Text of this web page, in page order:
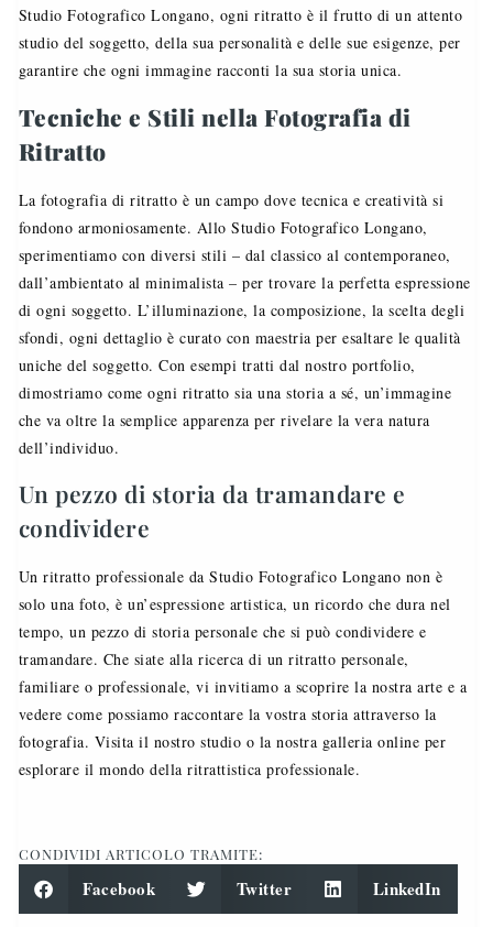
Studio Fotografico Longano, ogni ritratto è il frutto di un attento
studio del soggetto, della sua personalità e delle sue esigenze, per
garantire che ogni immagine racconti la sua storia unica.
Tecniche e Stili nella Fotografia di
Ritratto
La fotografia di ritratto è un campo dove tecnica e creatività si
fondono armoniosamente. Allo Studio Fotografico Longano,
sperimentiamo con diversi stili – dal classico al contemporaneo,
dall’ambientato al minimalista – per trovare la perfetta espressione
di ogni soggetto. L’illuminazione, la composizione, la scelta degli
sfondi, ogni dettaglio è curato con maestria per esaltare le qualità
uniche del soggetto. Con esempi tratti dal nostro portfolio,
dimostriamo come ogni ritratto sia una storia a sé, un’immagine
che va oltre la semplice apparenza per rivelare la vera natura
dell’individuo.
Un pezzo di storia da tramandare e
condividere
Un ritratto professionale da Studio Fotografico Longano non è
solo una foto, è un’espressione artistica, un ricordo che dura nel
tempo, un pezzo di storia personale che si può condividere e
tramandare. Che siate alla ricerca di un ritratto personale,
familiare o professionale, vi invitiamo a scoprire la nostra arte e a
vedere come possiamo raccontare la vostra storia attraverso la
fotografia. Visita il nostro studio o la nostra galleria online per
esplorare il mondo della ritrattistica professionale.
CONDIVIDI ARTICOLO TRAMITE:
Facebook Twitter LinkedIn